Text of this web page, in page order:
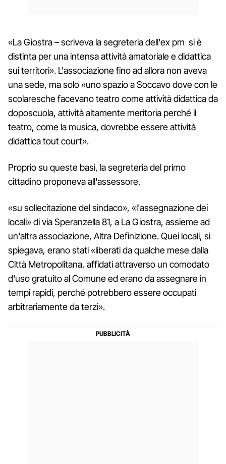
«La Giostra – scriveva la segreteria dell'ex pm si è
distinta per una intensa attività amatoriale e didattica
sui territori». L'associazione fino ad allora non aveva
una sede, ma solo «uno spazio a Soccavo dove con le
scolaresche facevano teatro come attività didattica da
doposcuola, attività altamente meritoria perché il
teatro, come la musica, dovrebbe essere attività
didattica tout court».
Proprio su queste basi, la segreteria del primo
cittadino proponeva all'assessore,
«su sollecitazione del sindaco», «l'assegnazione dei
locali» di via Speranzella 81, a La Giostra, assieme ad
un'altra associazione, Altra Definizione. Quei locali, si
spiegava, erano stati «liberati da qualche mese dalla
Città Metropolitana, affidati attraverso un comodato
d'uso gratuito al Comune ed erano da assegnare in
tempi rapidi, perché potrebbero essere occupati
arbitrariamente da terzi».